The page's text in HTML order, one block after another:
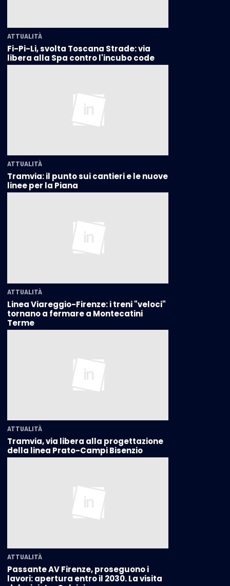
ATTUALITÀ
Fi-Pi-Li, svolta Toscana Strade: via
libera alla Spa contro l'incubo code
ATTUALITÀ
Tramvia: il punto sui cantieri e le nuove
linee per la Piana
ATTUALITÀ
Linea Viareggio-Firenze: i treni "veloci"
tornano a fermare a Montecatini
Terme
ATTUALITÀ
Tramvia, via libera alla progettazione
della linea Prato-Campi Bisenzio
ATTUALITÀ
Passante AV Firenze, proseguono i
lavori: apertura entro il 2030. La visita